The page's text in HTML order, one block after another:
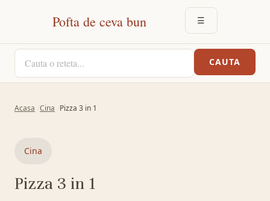
Pofta de ceva bun ☰DESCHIDE
CAUTA O RETETA
CAUTA
Acasa Cina Pizza 3 in 1
Cina
Pizza 3 in 1